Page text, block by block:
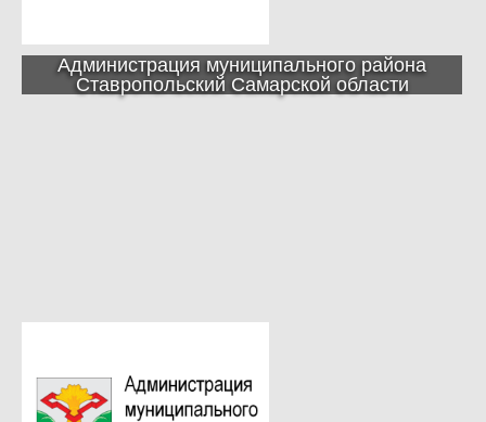
Администрация муниципального района
Ставропольский Самарской области